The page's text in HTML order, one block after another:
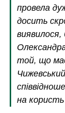
провела
досить
виявилося,
той, що
на користь